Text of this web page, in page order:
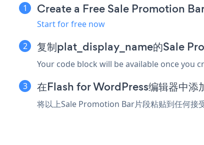
Create a Free Sale Promotion
Start for free now
复制plat_display_name的Sale
Your code block will be available once you
在Flash for WordPress编辑器中添
将以上Sale Promotion Bar片段粘贴到任何接